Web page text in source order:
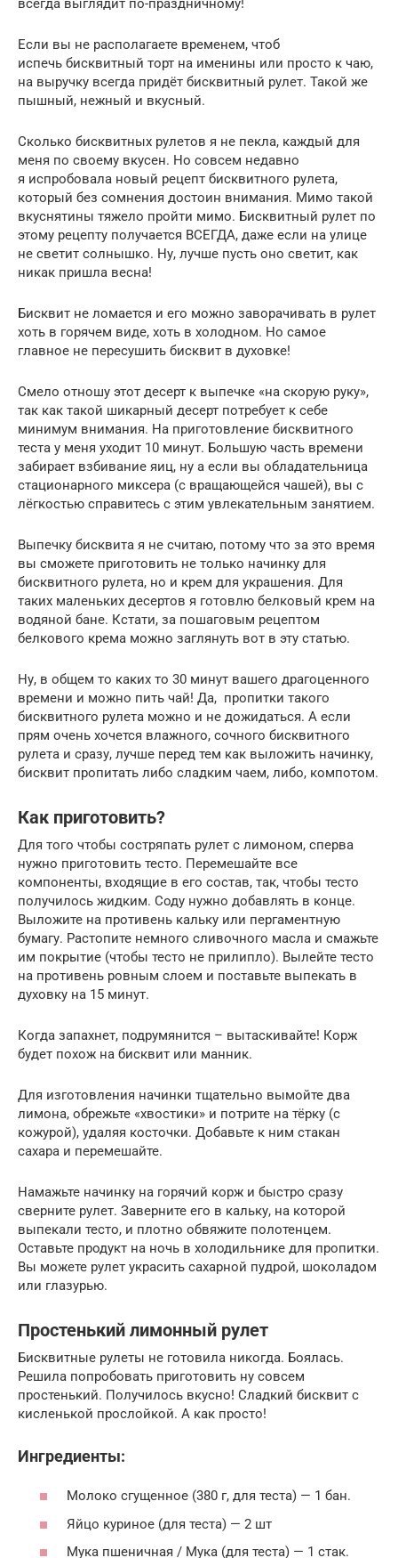
всегда выглядит по-праздничному!
Если вы не располагаете временем, чтоб
испечь бисквитный торт на именины или просто к чаю,
на выручку всегда придёт бисквитный рулет. Такой же
пышный, нежный и вкусный.
Сколько бисквитных рулетов я не пекла, каждый для
меня по своему вкусен. Но совсем недавно
я испробовала новый рецепт бисквитного рулета,
который без сомнения достоин внимания. Мимо такой
вкуснятины тяжело пройти мимо. Бисквитный рулет по
этому рецепту получается ВСЕГДА, даже если на улице
не светит солнышко. Ну, лучше пусть оно светит, как
никак пришла весна!
Бисквит не ломается и его можно заворачивать в рулет
хоть в горячем виде, хоть в холодном. Но самое
главное не пересушить бисквит в духовке!
Смело отношу этот десерт к выпечке «на скорую руку»,
так как такой шикарный десерт потребует к себе
минимум внимания. На приготовление бисквитного
теста у меня уходит 10 минут. Большую часть времени
забирает взбивание яиц, ну а если вы обладательница
стационарного миксера (с вращающейся чашей), вы с
лёгкостью справитесь с этим увлекательным занятием.
Выпечку бисквита я не считаю, потому что за это время
вы сможете приготовить не только начинку для
бисквитного рулета, но и крем для украшения. Для
таких маленьких десертов я готовлю белковый крем на
водяной бане. Кстати, за пошаговым рецептом
белкового крема можно заглянуть вот в эту статью.
Ну, в общем то каких то 30 минут вашего драгоценного
времени и можно пить чай! Да, пропитки такого
бисквитного рулета можно и не дожидаться. А если
прям очень хочется влажного, сочного бисквитного
рулета и сразу, лучше перед тем как выложить начинку,
бисквит пропитать либо сладким чаем, либо, компотом.
Как приготовить?
Для того чтобы состряпать рулет с лимоном, сперва
нужно приготовить тесто. Перемешайте все
компоненты, входящие в его состав, так, чтобы тесто
получилось жидким. Соду нужно добавлять в конце.
Выложите на противень кальку или пергаментную
бумагу. Растопите немного сливочного масла и смажьте
им покрытие (чтобы тесто не прилипло). Вылейте тесто
на противень ровным слоем и поставьте выпекать в
духовку на 15 минут.
Когда запахнет, подрумянится – вытаскивайте! Корж
будет похож на бисквит или манник.
Для изготовления начинки тщательно вымойте два
лимона, обрежьте «хвостики» и потрите на тёрку (с
кожурой), удаляя косточки. Добавьте к ним стакан
сахара и перемешайте.
Намажьте начинку на горячий корж и быстро сразу
сверните рулет. Заверните его в кальку, на которой
выпекали тесто, и плотно обвяжите полотенцем.
Оставьте продукт на ночь в холодильнике для пропитки.
Вы можете рулет украсить сахарной пудрой, шоколадом
или глазурью.
Простенький лимонный рулет
Бисквитные рулеты не готовила никогда. Боялась.
Решила попробовать приготовить ну совсем
простенький. Получилось вкусно! Сладкий бисквит с
кисленькой прослойкой. А как просто!
Ингредиенты:
Молоко сгущенное (380 г, для теста) — 1 бан.
Яйцо куриное (для теста) — 2 шт
Мука пшеничная / Мука (для теста) — 1 стак.